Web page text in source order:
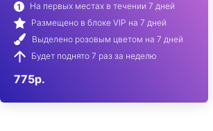
На первых местах в течении 7 дней
Размещено в блоке VIP на 7 дней
Выделено розовым цветом на 7 дней
Будет поднято 7 раз за неделю
775р.